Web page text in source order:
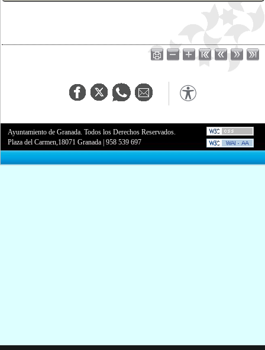
Ayuntamiento de Granada. Todos los Derechos Reservados.
Plaza del Carmen,18071 Granada |958 539 697